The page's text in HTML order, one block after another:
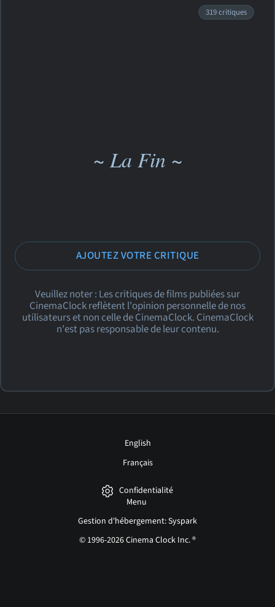
319 critiques
~ La Fin ~
AJOUTEZ VOTRE CRITIQUE
Veuillez noter : Les critiques de films publiées sur
CinemaClock reflètent l'opinion personnelle de nos
utilisateurs et non celle de CinemaClock. CinemaClock
n'est pas responsable de leur contenu.
English
Français
Confidentialité
Menu
Gestion d'hébergement: Syspark
© 1996-2026 Cinema Clock Inc. ®